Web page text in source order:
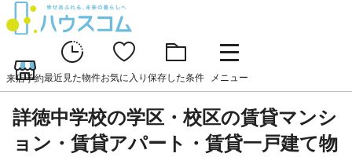
来店予約最近見た物件お気に入り 保存した条件 メニュー
詳徳中学校の学区・校区の賃貸マンシ
ョン・賃貸アパート・賃貸一戸建て物